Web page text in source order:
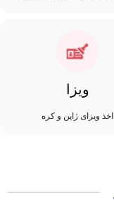
ویزا
اخذ ویزای ژاپن و کره